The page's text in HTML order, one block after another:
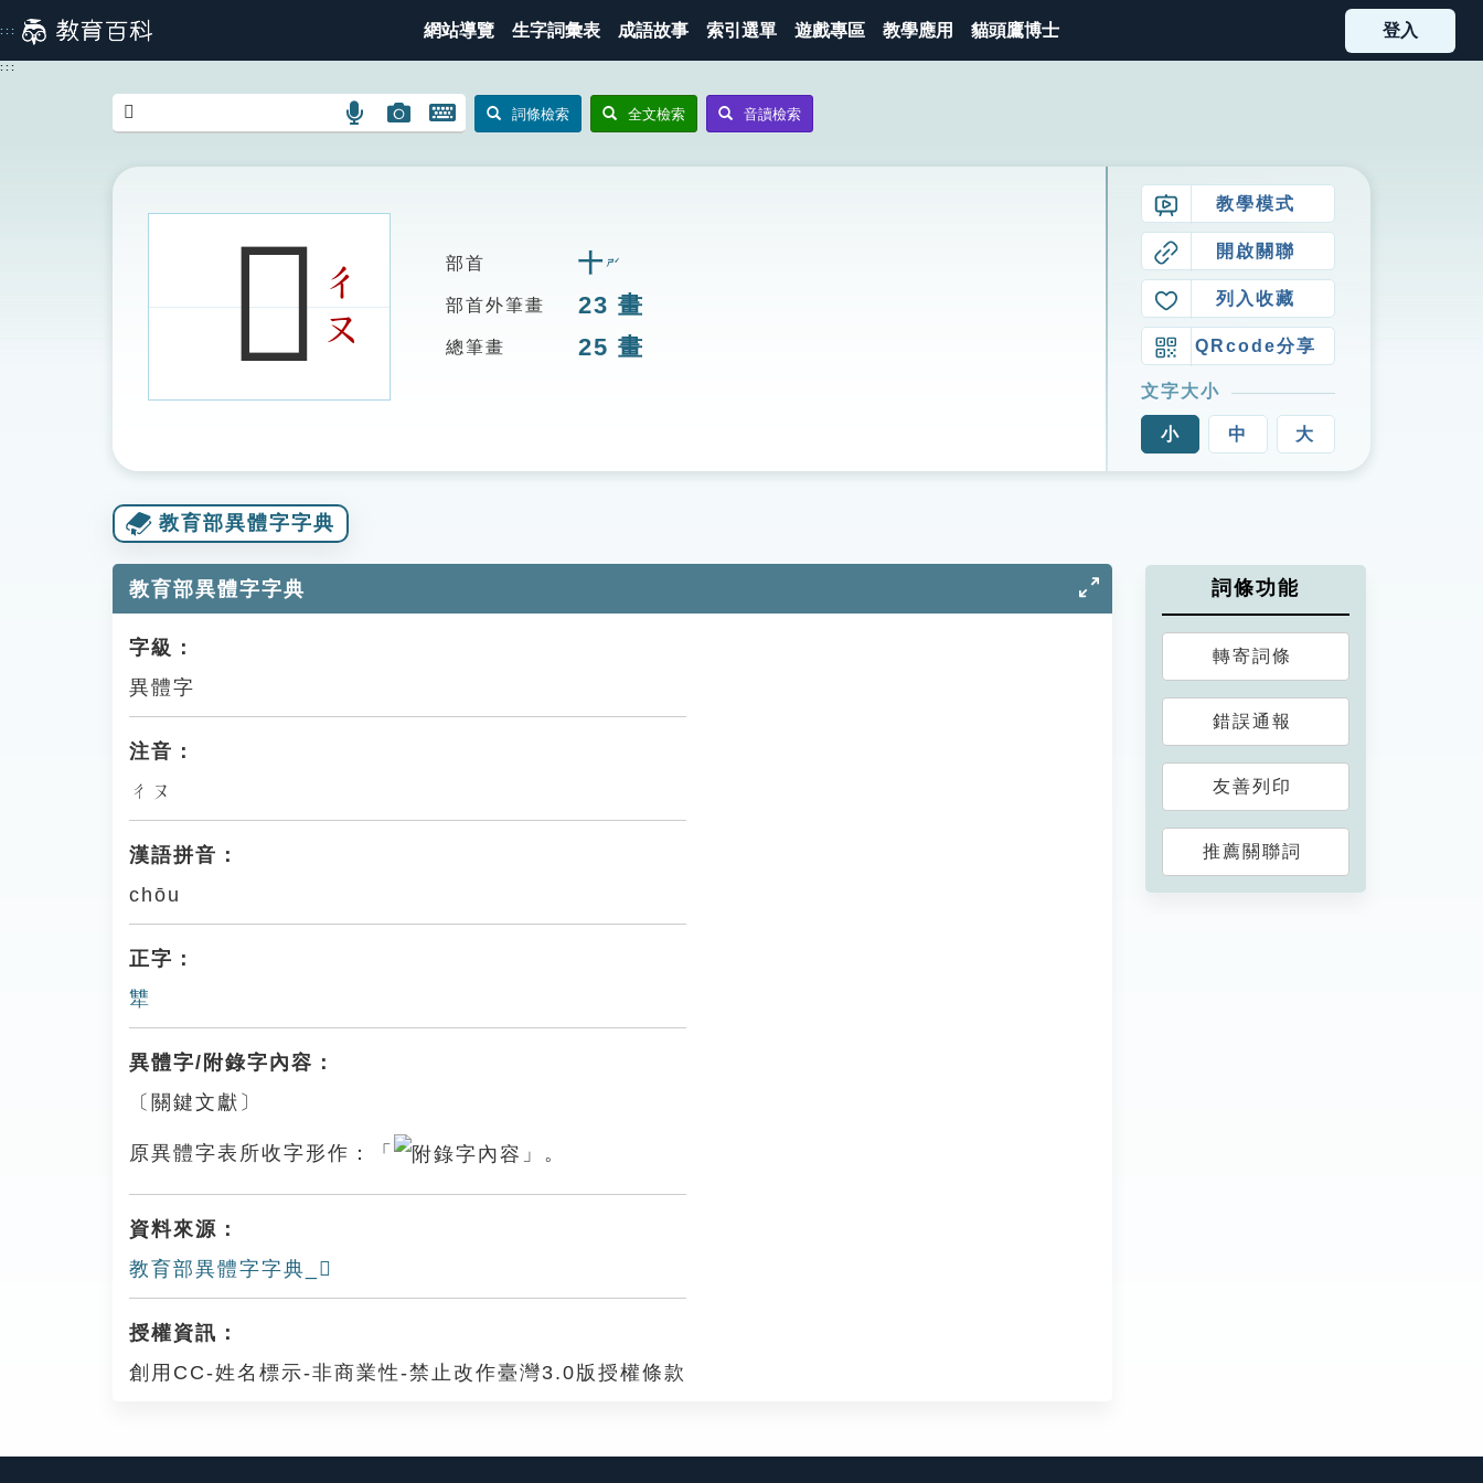
到
主
::: 網站導覽 生字詞彙表 成語故事 索引選單 遊戲專區 教學應用 貓頭鷹博士 登入
:::
語
搜
圖
圖
搜
開
鍵
詞條檢索 全文檢索 音讀檢索
𠧐ㄔ
ㄡ
部首 十 ㄕˊ
部首外筆畫 23 畫
總筆畫 25 畫
教學模式
開啟關聯
列入收藏
QRcode分享
文字大小
小 中 大
教育部異體字字典
教育部異體字字典
字級：
異體字
注音：
ㄔㄡ
漢語拼音：
chōu
正字：
犨
異體字/附錄字內容：
〔關鍵文獻〕
原異體字表所收字形作：「 」。
資料來源：
教育部異體字字典_𠧐
授權資訊：
創用CC-姓名標示-非商業性-禁止改作臺灣3.0版授權條款
詞條功能
轉寄詞條
錯誤通報
友善列印
推薦關聯詞